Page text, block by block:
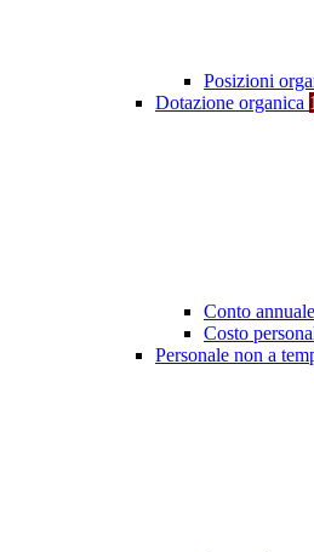
Posizioni
Dotazione organica 1
Conto
Costo
Personale non a